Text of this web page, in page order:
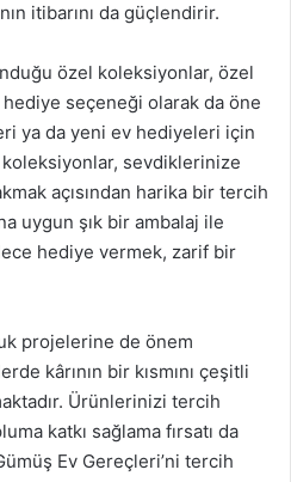
itibarını da güçlendirir.
özel koleksiyonlar, özel
seçeneği olarak da öne
ya da yeni ev hediyeleri için
sevdiklerinize
açısından harika bir tercih
uygun şık bir ambalaj ile
hediye vermek, zarif bir
projelerine de önem
kârının bir kısmını çeşitli
Ürünlerinizi tercih
katkı sağlama fırsatı da
Ev Gereçleri’ni tercih